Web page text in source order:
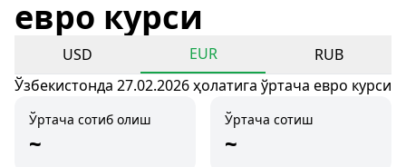
евро курси
USD EUR
RUB
Ўзбекистонда 27.02.2026 ҳолатига ўртача евро курси
Ўртача сотиб олиш
~
Ўртача сотиш
~